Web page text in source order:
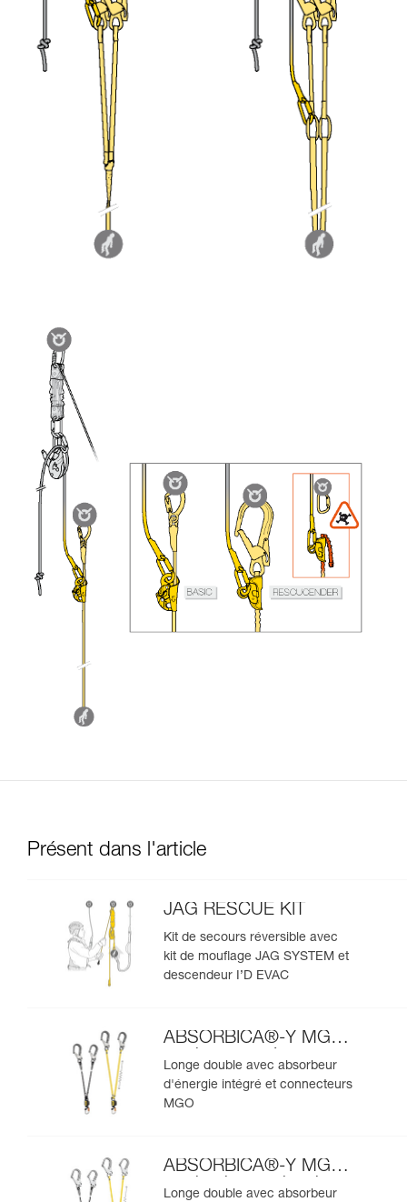
Présent dans l'article
JAG RESCUE KIT
Kit de secours réversible avec
kit de mouflage JAG SYSTEM et
descendeur I’D EVAC
ABSORBICA®-Y MGO
version européenne
Longe double avec absorbeur
d'énergie intégré et connecteurs
MGO
ABSORBICA®-Y MGO
version internationale
Longe double avec absorbeur